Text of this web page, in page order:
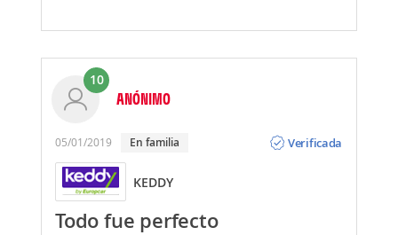
10
ANÓNIMO
05/01/2019 En familia
Verificada
KEDDY
Todo fue perfecto